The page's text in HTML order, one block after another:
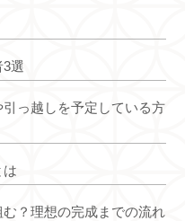
選
っ越しを予定している方
は
？理想の完成までの流れ